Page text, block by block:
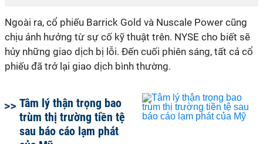
Ngoài ra, cổ phiếu Barrick Gold và Nuscale Power cũng
chịu ảnh hưởng từ sự cố kỹ thuật trên. NYSE cho biết sẽ
hủy những giao dịch bị lỗi. Đến cuối phiên sáng, tất cả cổ
phiếu đã trở lại giao dịch bình thường.
Tâm lý thận trọng bao
trùm thị trường tiền tệ
sau báo cáo lạm phát